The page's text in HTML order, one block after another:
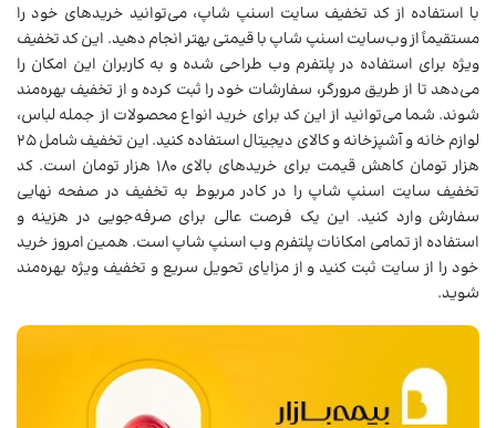
با استفاده از کد تخفیف سایت اسنپ شاپ، می‌توانید خریدهای خود را
مستقیماً از وب‌سایت اسنپ شاپ با قیمتی بهتر انجام دهید. این کد تخفیف
ویژه برای استفاده در پلتفرم وب طراحی شده و به کاربران این امکان را
می‌دهد تا از طریق مرورگر، سفارشات خود را ثبت کرده و از تخفیف بهره‌مند
شوند. شما می‌توانید از این کد برای خرید انواع محصولات از جمله لباس،
لوازم خانه و آشپزخانه و کالای دیجیتال استفاده کنید. این تخفیف شامل ۲۵
هزار تومان کاهش قیمت برای خریدهای بالای ۱۸۰ هزار تومان است. کد
تخفیف سایت اسنپ شاپ را در کادر مربوط به تخفیف در صفحه نهایی
سفارش وارد کنید. این یک فرصت عالی برای صرفه‌جویی در هزینه و
استفاده از تمامی امکانات پلتفرم وب اسنپ شاپ است. همین امروز خرید
خود را از سایت ثبت کنید و از مزایای تحویل سریع و تخفیف ویژه بهره‌مند
شوید.